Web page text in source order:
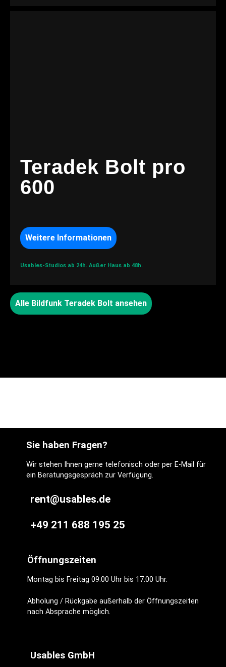
Teradek Bolt pro
600
Weitere Informationen
Usables-Studios ab 24h. Außer Haus ab 48h.
Alle Bildfunk Teradek Bolt ansehen
Sie haben Fragen?
Wir stehen Ihnen gerne telefonisch oder per E-Mail für
ein Beratungsgespräch zur Verfügung.
rent@usables.de
+49 211 688 195 25
Öffnungszeiten
Montag bis Freitag 09.00 Uhr bis 17.00 Uhr.
Abholung / Rückgabe außerhalb der Öffnungszeiten
nach Absprache möglich.
Usables GmbH